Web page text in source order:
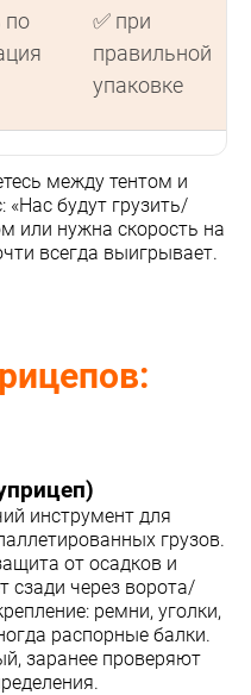
по
✅ при
правильной
упаковке
между тентом и
«Нас будут грузить/
или нужна скорость на
всегда выигрывает.
инструмент для
грузов.
от осадков и
сзади через ворота/
ремни, уголки,
распорные балки.
заранее проверяют